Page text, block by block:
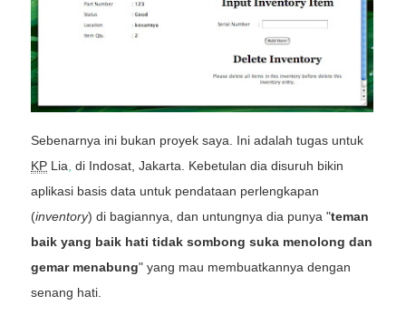
Sebenarnya ini bukan proyek saya. Ini adalah tugas untuk
KP Lia di Indosat, Jakarta. Kebetulan dia disuruh bikin
aplikasi basis data untuk pendataan perlengkapan
(inventory) di bagiannya, dan untungnya dia punya "teman
baik yang baik hati tidak sombong suka menolong dan
gemar menabung" yang mau membuatkannya dengan
senang hati.